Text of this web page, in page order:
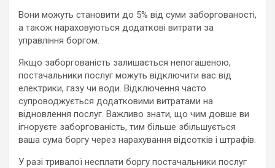
Вони можуть становити до 5% від суми заборгованості,
а також нараховуються додаткові витрати за
управління боргом.
Якщо заборгованість залишається непогашеною,
постачальники послуг можуть відключити вас від
електрики, газу чи води. Відключення часто
супроводжується додатковими витратами на
відновлення послуг. Важливо знати, що чим довше ви
ігноруєте заборгованість, тим більше збільшується
ваша сума боргу через нарахування відсотків і штрафів.
У разі тривалої несплати боргу постачальники послуг